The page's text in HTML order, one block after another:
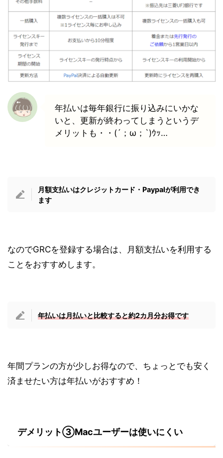
年払いは毎年銀行に振り込みにいかな
いと、更新が終わってしまうというデ
メリットも・・(´；ω；`)ｳｯ…
月額支払いはクレジットカード・Paypalが利用でき
ます
なのでGRCを登録する場合は、月額支払いを利用する
ことをおすすめします。
年払いは月払いと比較すると約2カ月分お得です
年間プランの方が少しお得なので、ちょっとでも安く
済ませたい方は年払いがおすすめ！
デメリット③Macユーザーは使いにくい